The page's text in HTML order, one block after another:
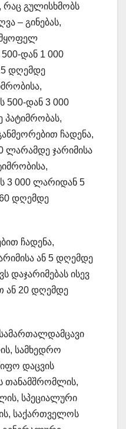
რაც გულისხმობს
– გინებას,
დან 1 000
დღემდე
500-დან 3 000
ჩადენა,
ლარამდე ჯარიმისა
3 000 ლარიდან 5
დღემდე
ჩადენა,
ან 5 დღემდე
დაჯარიმებას ისევ
ან 20 დღემდე
სამხედრო
დაცვის
თანამშრომლის,
სპეციალური
საქართველოს